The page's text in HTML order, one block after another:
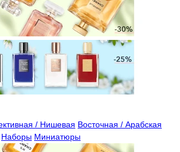
/ Нишевая Восточная / Арабская
Наборы Миниатюры